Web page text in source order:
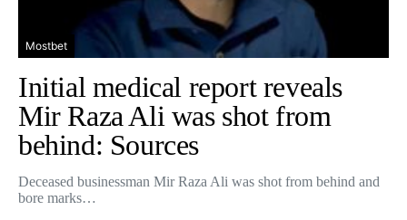
Mostbet
Initial medical report reveals
Mir Raza Ali was shot from
behind: Sources
Deceased businessman Mir Raza Ali was shot from behind and
bore marks…